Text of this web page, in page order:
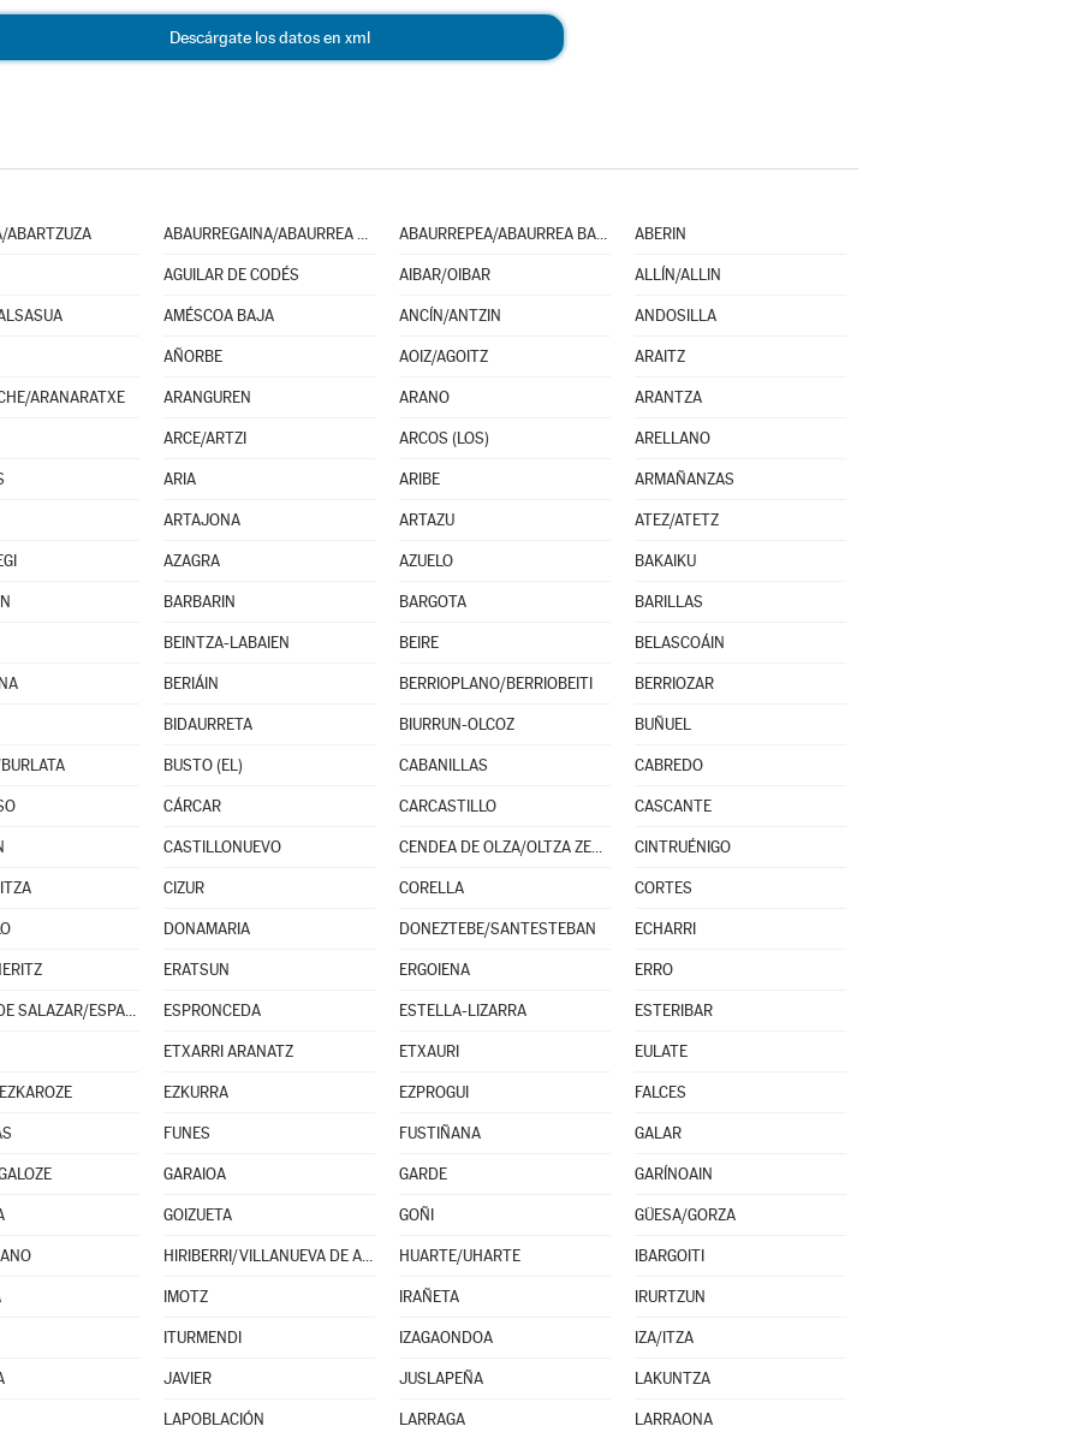
Descárgate los datos en xml
ABARTZUZA ABAURREGAINA/ABAURREA ALTA ABAURREPEA/ABAURREA BAJA ABERIN
AGUILAR DE CODÉS AIBAR/OIBAR ALLÍN/ALLIN
AMÉSCOA BAJA ANCÍN/ANTZIN ANDOSILLA
AÑORBE AOIZ/AGOITZ ARAITZ
ARANARATXE ARANGUREN ARANO ARANTZA
ARCE/ARTZI ARCOS (LOS) ARELLANO
ARIA ARIBE ARMAÑANZAS
ARTAJONA ARTAZU ATEZ/ATETZ
AZAGRA AZUELO BAKAIKU
BARBARIN BARGOTA BARILLAS
BEINTZA-LABAIEN BEIRE BELASCOÁIN
BERIÁIN BERRIOPLANO/BERRIOBEITI BERRIOZAR
BIDAURRETA BIURRUN-OLCOZ BUÑUEL
BUSTO (EL) CABANILLAS CABREDO
CÁRCAR CARCASTILLO CASCANTE
CASTILLONUEVO CENDEA DE OLZA/OLTZA ZENDEA CINTRUÉNIGO
CIZUR CORELLA CORTES
DONAMARIA DONEZTEBE/SANTESTEBAN ECHARRI
ERATSUN ERGOIENA ERRO
ESPARZA DE SALAZAR/ESPARTZA ZARAITZU ESPRONCEDA ESTELLA-LIZARRA ESTERIBAR
ETXARRI ARANATZ ETXAURI EULATE
EZKURRA EZPROGUI FALCES
FUNES FUSTIÑANA GALAR
GARAIOA GARDE GARÍNOAIN
GOIZUETA GOÑI GÜESA/GORZA
HIRIBERRI/VILLANUEVA DE AEZKOA HUARTE/UHARTE IBARGOITI
IMOTZ IRAÑETA IRURTZUN
ITURMENDI IZAGAONDOA IZA/ITZA
JAVIER JUSLAPEÑA LAKUNTZA
LAPOBLACIÓN LARRAGA LARRAONA